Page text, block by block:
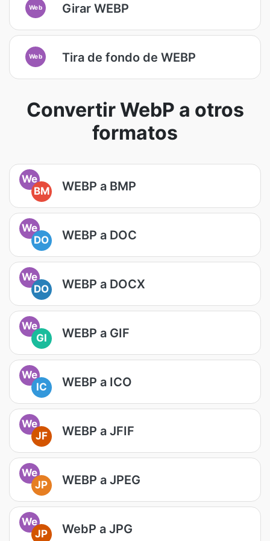
Web Girar WEBP
Web Tira de fondo de WEBP
Convertir WebP a otros
formatos
We
BM
WEBP a BMP
We
DO
WEBP a DOC
We
DO
WEBP a DOCX
We
GI
WEBP a GIF
We
IC
WEBP a ICO
We
JF
WEBP a JFIF
We
JP
WEBP a JPEG
We
JP
WebP a JPG